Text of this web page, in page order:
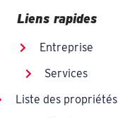
Liens rapides
Entreprise
Services
Liste des propriétés